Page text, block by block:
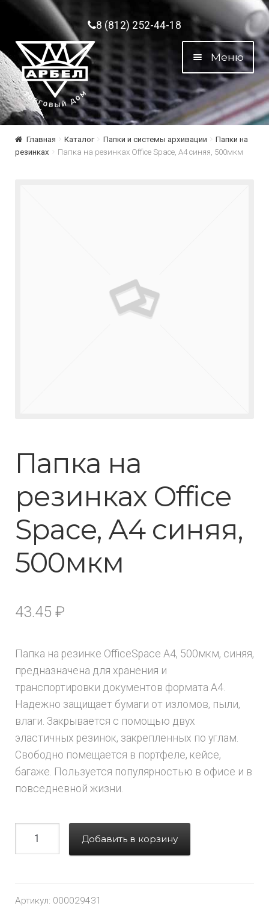
Перейти к навигации
Перейти к содержимому8 (812) 252-44-18
Меню
Главная Каталог Папки и системы архивации
Папки на
резинках
Папка на резинках Office Space, А4 синяя, 500мкм
Папка на
резинках Office
Space, А4 синяя,
500мкм
43.45 ₽
Папка на резинке OfficeSpace А4, 500мкм, синяя,
предназначена для хранения и
транспортировки документов формата А4.
Надежно защищает бумаги от изломов, пыли,
влаги. Закрывается с помощью двух
эластичных резинок, закрепленных по углам.
Свободно помещается в портфеле, кейсе,
багаже. Пользуется популярностью в офисе и в
повседневной жизни.
Добавить в корзину
Артикул: 000029431